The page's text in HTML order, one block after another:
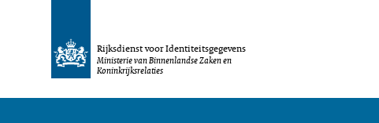
Rijksdienst voor Identiteitsgegevens
Ministerie van Binnenlandse Zaken en
Koninkrijksrelaties